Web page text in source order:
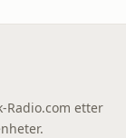
Radio.com etter